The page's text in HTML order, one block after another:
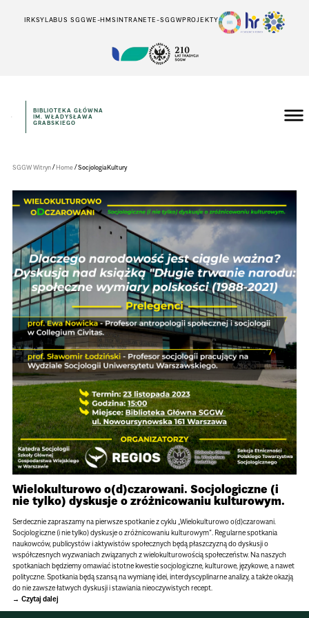
IRKSYLABUS SGGWE-HMSINTRANETE-SGGWPROJEKTY
Główna
w
BIBLIOTEKA GŁÓWNA
IM. WŁADYSŁAWA
GRABSKIEGO
SGGW Witryn/Home/SocjologiaKultury
Wielokulturowo o(d)czarowani. Socjologiczne (i
nie tylko) dyskusje o zróżnicowaniu kulturowym.
Serdecznie zapraszamy na pierwsze spotkanie z cyklu „Wielokulturowo o(d)czarowani.
Socjologiczne (i nie tylko) dyskusje o zróżnicowaniu kulturowym”. Regularne spotkania
naukowców, publicystów i aktywistów społecznych będą płaszczyzną do dyskusji o
współczesnych wyzwaniach związanych z wielokulturowością społeczeństw. Na naszych
spotkaniach będziemy omawiać istotne kwestie socjologiczne, kulturowe, językowe, a nawet
polityczne. Spotkania będą szansą na wymianę idei, interdyscyplinarne analizy, a także okazją
do nie zawsze łatwych dyskusji i stawiania nieoczywistych recept.
Czytaj dalej